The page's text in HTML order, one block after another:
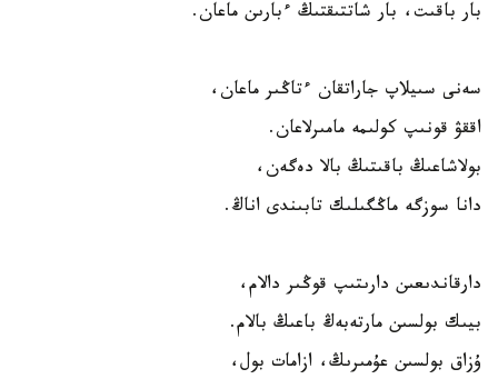
بار باقىت، بار شاتتىقتىڭ ءبارىن ماعان.
سەنى سىيلاپ جاراتقان ءتاڭىر ماعان،
اققۋ قونىپ كولىمە مامىرلاعان.
بولاشاعىڭ باقىتىڭ بالا دەگەن،
دانا سوزگە ماڭگىلىك تابىندى اناڭ.
دارقاندىعىن دارىتىپ قوڭىر دالام،
بيىك بولسىن مارتەبەڭ باعىڭ بالام.
ۇزاق بولسىن عۇمىرىڭ، ازامات بول،